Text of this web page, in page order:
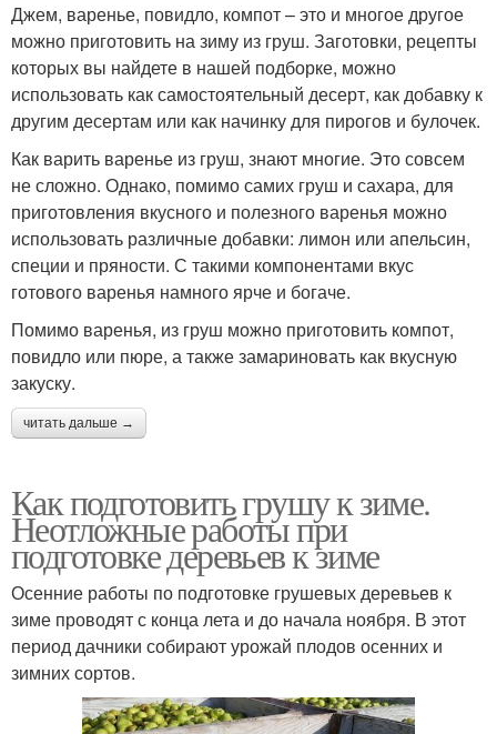
Джем, варенье, повидло, компот – это и многое другое
можно приготовить на зиму из груш. Заготовки, рецепты
которых вы найдете в нашей подборке, можно
использовать как самостоятельный десерт, как добавку к
другим десертам или как начинку для пирогов и булочек.
Как варить варенье из груш, знают многие. Это совсем
не сложно. Однако, помимо самих груш и сахара, для
приготовления вкусного и полезного варенья можно
использовать различные добавки: лимон или апельсин,
специи и пряности. С такими компонентами вкус
готового варенья намного ярче и богаче.
Помимо варенья, из груш можно приготовить компот,
повидло или пюре, а также замариновать как вкусную
закуску.
читать дальше →
Как подготовить грушу к зиме.
Неотложные работы при
подготовке деревьев к зиме
Осенние работы по подготовке грушевых деревьев к
зиме проводят с конца лета и до начала ноября. В этот
период дачники собирают урожай плодов осенних и
зимних сортов.